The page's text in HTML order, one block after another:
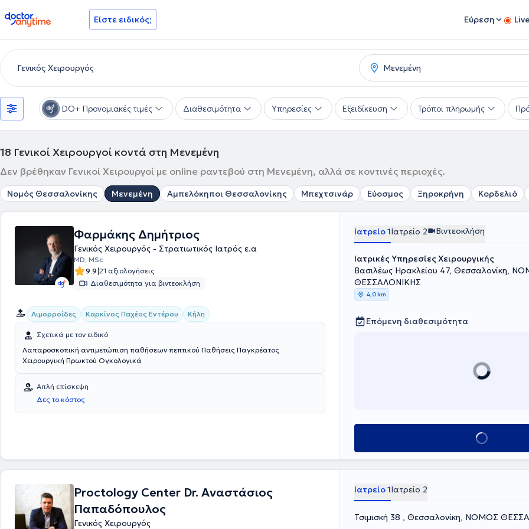
doctoranytime Είστε ειδικός; Εύρεση
DO+ Προνομιακές τιμές Διαθεσιμότητα Υπηρεσίες Εξειδίκευση Τρόποι πληρωμής
18 Γενικοί Χειρουργοί κοντά στη Μενεμένη
Δεν βρέθηκαν Γενικοί Χειρουργοί με online ραντεβού στη Μενεμένη, αλλά σε κοντινές περιοχές.
Νομός Θεσσαλονίκης Μενεμένη Αμπελόκηποι Θεσσαλονίκης Μπεχτσινάρ Εύοσμος Ξηροκρήνη Κορδελιό
Φαρμάκης Δημήτριος
Γενικός Χειρουργός - Στρατιωτικός Ιατρός ε.α
MD, MSc
9.9|21 αξιολογήσεις
Διαθεσιμότητα για βιντεοκλήση
Αιμορροΐδες Καρκίνος Παχέος Εντέρου Κήλη
Σχετικά με τον ειδικό
Λαπαροσκοπική αντιμετώπιση παθήσεων πεπτικού Παθήσεις Παγκρέατος
Χειρουργική Πρωκτού Ογκολογικά
Απλή επίσκεψη
Δες το κόστος
Ιατρείο 1Ιατρείο 2 Βιντεοκλήση
Ιατρικές Υπηρεσίες Χειρουργικής
Βασιλέως Ηρακλείου 47, Θεσσαλονίκη,
ΘΕΣΣΑΛΟΝΙΚΗΣ
4,0 km
Επόμενη διαθεσιμότητα
Κλείσε ραντεβού
Proctology Center Dr. Αναστάσιος
Παπαδόπουλος
Γενικός Χειρουργός
Ιατρείο 1Ιατρείο 2
Τσιμισκή 38 , Θεσσαλονίκη, ΝΟΜΟΣ